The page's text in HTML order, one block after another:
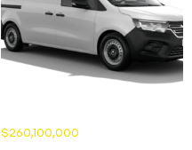
$260,100,000